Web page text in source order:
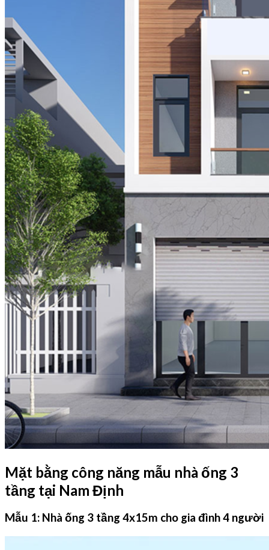
Mặt bằng công năng mẫu nhà ống 3
tầng tại Nam Định
Mẫu 1: Nhà ống 3 tầng 4x15m cho gia đình 4 người